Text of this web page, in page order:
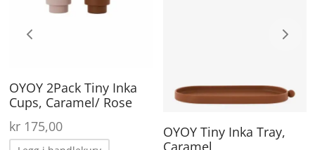
OYOY 2Pack Tiny Inka
Cups, Caramel/ Rose
kr175,00
OYOY Tiny Inka Tray,
Caramel